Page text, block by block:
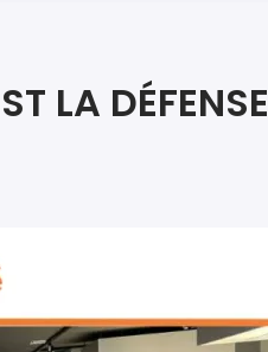
LA DÉFENSE